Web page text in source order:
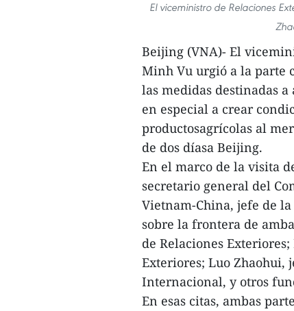
El viceministro de Relaciones
Beijing (VNA)- El
Minh Vu urgió a la parte
las medidas destinadas
en especial a crear
productosagrícolas al
de dos díasa Beijing.
En el marco de la visita
secretario general del
Vietnam-China, jefe de
sobre la frontera de
de Relaciones
Exteriores; Luo Zhaohui,
Internacional, y otros
En esas citas, ambas